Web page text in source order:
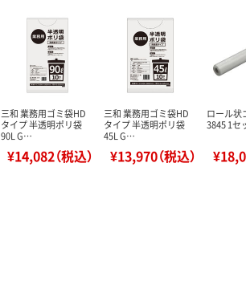
三和 業務用ゴミ袋HD
タイプ 半透明ポリ袋
90L G…
¥14,082（税込）
三和 業務用ゴミ袋HD
タイプ 半透明ポリ袋
45L G…
¥13,970（税込）
ロール状
3845 1セ